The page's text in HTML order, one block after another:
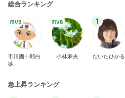
総合ランキング
市川團十郎白
猿
小林麻央
1
だいたひかる
急上昇ランキング